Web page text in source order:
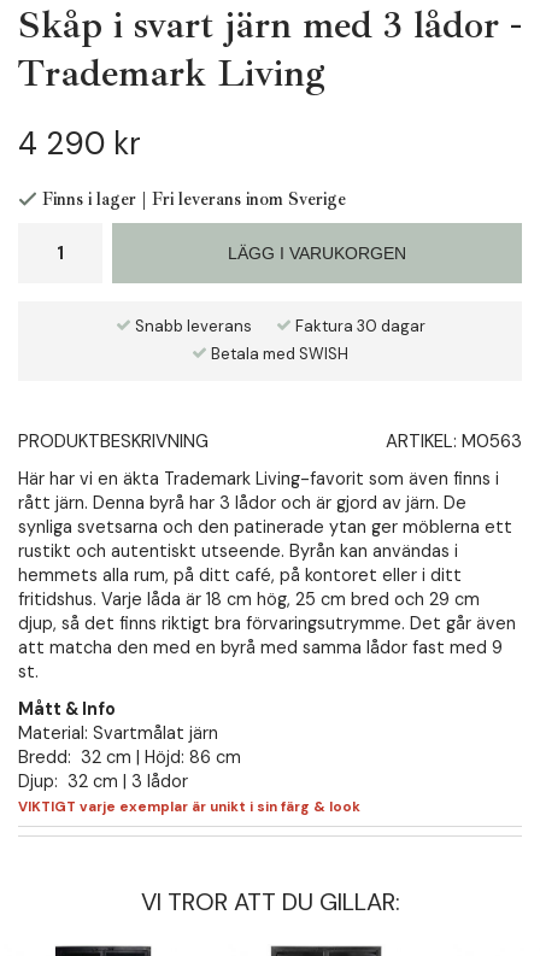
Skåp i svart järn med 3 lådor -
Trademark Living
4 290 kr
Finns i lager | Fri leverans inom Sverige
LÄGG I VARUKORGEN
Snabb leverans
Faktura 30 dagar
Betala med SWISH
PRODUKTBESKRIVNING ARTIKEL: M0563
Här har vi en äkta Trademark Living-favorit som även finns i
rått järn. Denna byrå har 3 lådor och är gjord av järn. De
synliga svetsarna och den patinerade ytan ger möblerna ett
rustikt och autentiskt utseende. Byrån kan användas i
hemmets alla rum, på ditt café, på kontoret eller i ditt
fritidshus. Varje låda är 18 cm hög, 25 cm bred och 29 cm
djup, så det finns riktigt bra förvaringsutrymme. Det går även
att matcha den med en byrå med samma lådor fast med 9
st.
Mått & Info
Material: Svartmålat järn
Bredd: 32 cm | Höjd: 86 cm
Djup: 32 cm | 3 lådor
VIKTIGT varje exemplar är unikt i sin färg & look
VI TROR ATT DU GILLAR: